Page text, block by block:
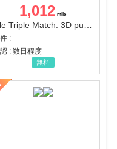
1,012
Tile Triple Match: 3D puzzle
:
: 数日程度
無料